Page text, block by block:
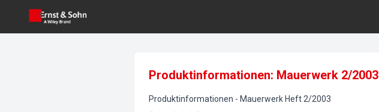
Produktinformationen: Mauerwerk 2/2003
Produktinformationen - Mauerwerk Heft 2/2003